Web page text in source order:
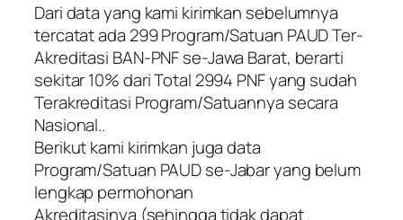
Dari data yang kami kirimkan sebelumnya
tercatat ada 299 Program/Satuan PAUD Ter-
Akreditasi BAN-PNF se-Jawa Barat, berarti
sekitar 10% dari Total 2994 PNF yang sudah
Terakreditasi Program/Satuannya secara
Nasional..
Berikut kami kirimkan juga data
Program/Satuan PAUD se-Jabar yang belum
lengkap permohonan
Akreditasinya (sehingga tidak dapat